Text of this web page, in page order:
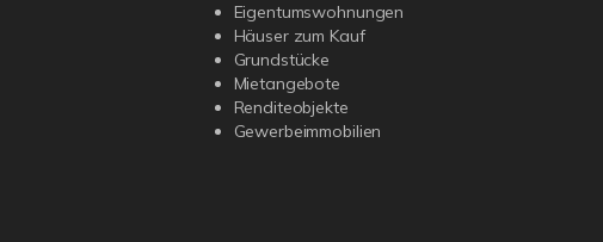
Eigentumswohnungen
Häuser zum Kauf
Grundstücke
Mietangebote
Renditeobjekte
Gewerbeimmobilien